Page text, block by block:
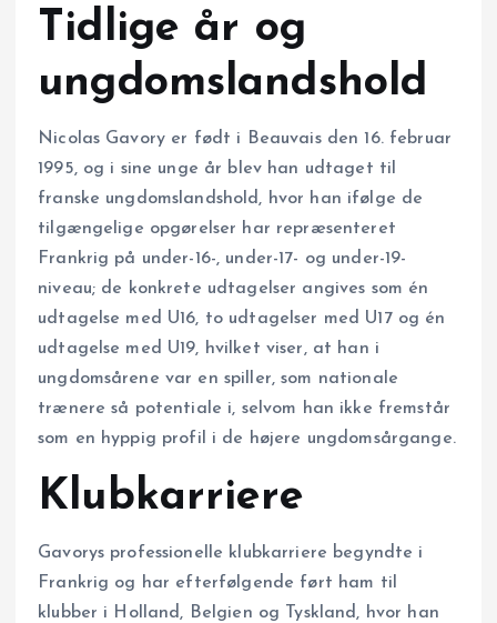
Tidlige år og
ungdomslandshold
Nicolas Gavory er født i Beauvais den 16. februar
1995, og i sine unge år blev han udtaget til
franske ungdomslandshold, hvor han ifølge de
tilgængelige opgørelser har repræsenteret
Frankrig på under-16-, under-17- og under-19-
niveau; de konkrete udtagelser angives som én
udtagelse med U16, to udtagelser med U17 og én
udtagelse med U19, hvilket viser, at han i
ungdomsårene var en spiller, som nationale
trænere så potentiale i, selvom han ikke fremstår
som en hyppig profil i de højere ungdomsårgange.
Klubkarriere
Gavorys professionelle klubkarriere begyndte i
Frankrig og har efterfølgende ført ham til
klubber i Holland, Belgien og Tyskland, hvor han